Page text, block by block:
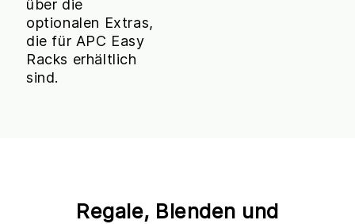
über die
optionalen Extras,
die für APC Easy
Racks erhältlich
sind.
Regale, Blenden und